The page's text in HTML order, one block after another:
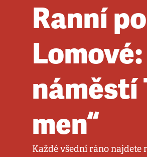
Ranní
náměstí
men“
Každé všední ráno najdete